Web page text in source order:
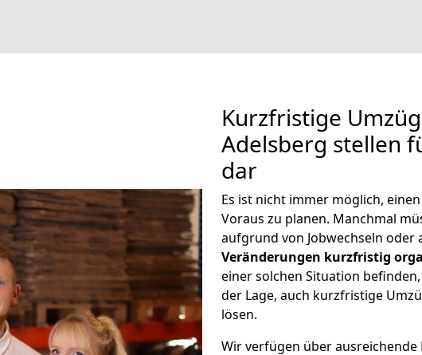
Kurzfristige
Adelsberg stellen
dar
Es ist nicht immer möglich,
Voraus zu planen. Manchmal
aufgrund von Jobwechseln oder
Veränderungen kurzfristig
einer solchen Situation
der Lage, auch kurzfristige
lösen.
Wir verfügen über